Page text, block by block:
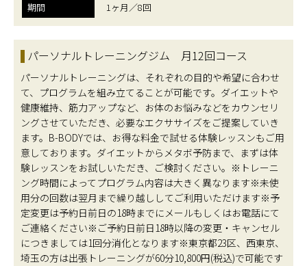
期間
1ヶ月／8回
パーソナルトレーニングジム 月12回コース
パーソナルトレーニングは、それぞれの目的や希望に合わせ
て、プログラムを組み立てることが可能です。ダイエットや
健康維持、筋力アップなど、お体のお悩みなどをカウンセリ
ングさせていただき、必要なエクササイズをご提案していき
ます。B-BODYでは、お得な料金で試せる体験レッスンもご用
意しております。ダイエットからメタボ予防まで、まずは体
験レッスンをお試しいただき、ご検討ください。※トレーニ
ング時間によってプログラム内容は大きく異なります※未使
用分の回数は翌月まで繰り越ししてご利用いただけます※予
定変更は予約日前日の18時までにメールもしくはお電話にて
ご連絡ください※ご予約日前日18時以降の変更・キャンセル
につきましては1回分消化となります※東京都23区、西東京、
埼玉の方は出張トレーニングが60分10,800円(税込)で可能です